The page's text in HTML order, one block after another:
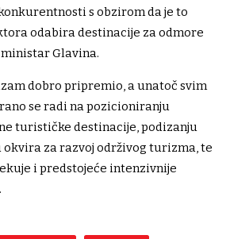
s obzirom da je to
odabira destinacije za odmore
Glavina.
dobro pripremio, a unatoč svim
se radi na pozicioniranju
turističke destinacije, podizanju
za razvoj održivog turizma, te
i predstojeće intenzivnije